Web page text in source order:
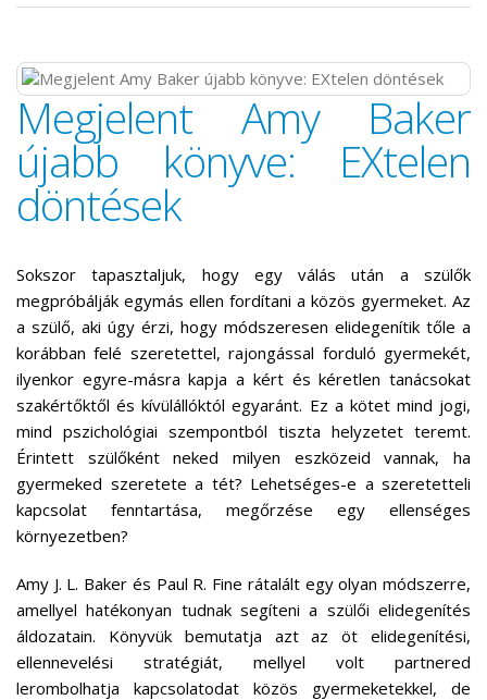
Megjelent Amy Baker
újabb könyve: EXtelen
döntések
Sokszor tapasztaljuk, hogy egy válás után a szülők
megpróbálják egymás ellen fordítani a közös gyermeket. Az
a szülő, aki úgy érzi, hogy módszeresen elidegenítik tőle a
korábban felé szeretettel, rajongással forduló gyermekét,
ilyenkor egyre-másra kapja a kért és kéretlen tanácsokat
szakértőktől és kívülállóktól egyaránt. Ez a kötet mind jogi,
mind pszichológiai szempontból tiszta helyzetet teremt.
Érintett szülőként neked milyen eszközeid vannak, ha
gyermeked szeretete a tét? Lehetséges-e a szeretetteli
kapcsolat fenntartása, megőrzése egy ellenséges
környezetben?
Amy J. L. Baker és Paul R. Fine rátalált egy olyan módszerre,
amellyel hatékonyan tudnak segíteni a szülői elidegenítés
áldozatain. Könyvük bemutatja azt az öt elidegenítési,
ellennevelési stratégiát, mellyel volt partnered
lerombolhatja kapcsolatodat közös gyermeketekkel, de